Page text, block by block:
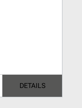
DETAILS